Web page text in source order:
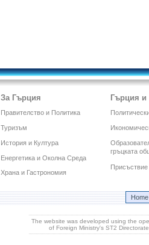
За Гърция
Правителство и Политика
Туризъм
История и Култура
Енергетика и Околна Среда
Храна и Гастрономия
Гърция и
гръцката
Home
The website was developed using the
of Foreign Ministry's ST2